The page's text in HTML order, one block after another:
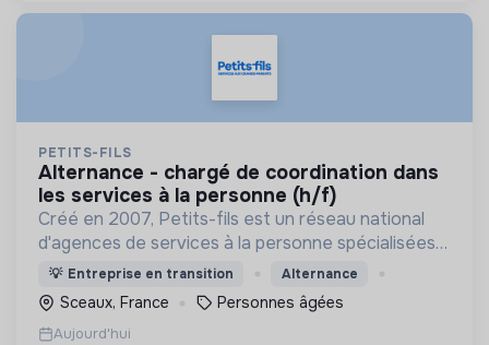
PETITS-FILS
alternance - chargé de coordination dans
les services à la personne (h/f)
Créé en 2007, Petits-fils est un réseau national
d'agences de services à la personne spécialisées
dans l'aide à domicile pour les personnes âgées.
💡 Entreprise en transition Alternance
Sceaux, France Personnes âgées
Aujourd'hui